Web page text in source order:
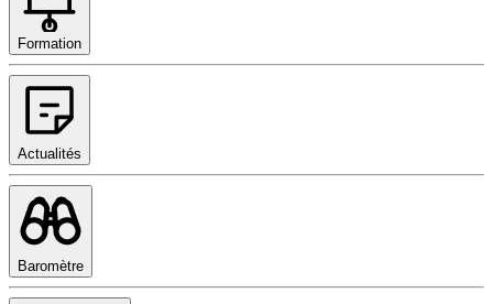
Formation
Actualités
Baromètre